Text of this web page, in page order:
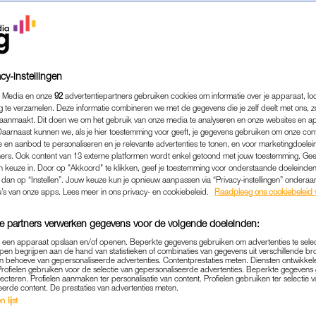
STEPHANIE
PROEFKONIJN VOOR
AANPAK'
FAMILIE|INTERVIEW
21-11-2023 | MARISSA KLAVER
Goossens (38) ervaart niet alleen in haar
instellingen
en onze 92 advertentiepartners gebruiken cookies om informatie over je apparaat,
te verzamelen. Deze informatie combineren we met de gegevens die je zelf deelt met ons,
Dit doen we om het gebruik van onze media te analyseren en onze websites en
kunnen we, als je hier toestemming voor geeft, je gegevens gebruiken om onze
en aanbod te personaliseren en je relevante advertenties te tonen, en voor
Ook content van 13 externe platformen wordt enkel getoond met jouw toestemming.
keuze in. Door op "Akkoord" te klikken, geef je toestemming voor onderstaande
op “Instellen”. Jouw keuze kun je opnieuw aanpassen via “Privacy-instellingen”
van onze apps. Lees meer in ons privacy- en cookiebeleid.
Raadpleeg ons cookiebeleid
partners verwerken gegevens voor de volgende doeleinden:
apparaat opslaan en/of openen. Beperkte gegevens gebruiken om advertenties te
begrijpen aan de hand van statistieken of combinaties van gegevens uit verschillende
behoeve van gepersonaliseerde advertenties. Contentprestaties meten. Diensten
gebruiken voor de selectie van gepersonaliseerde advertenties. Beperkte
Profielen aanmaken ter personalisatie van content. Profielen gebruiken ter selectie
content. De prestaties van advertenties meten.
lijst